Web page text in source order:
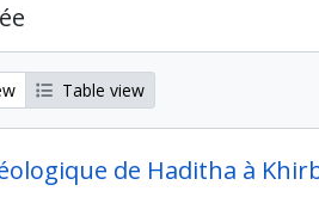
Table view
de Haditha à